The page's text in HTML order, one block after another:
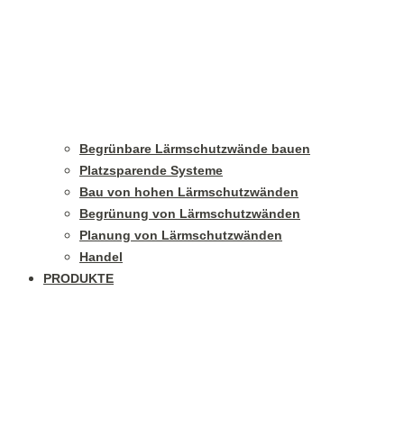
Begrünbare Lärmschutzwände bauen
Platzsparende Systeme
Bau von hohen Lärmschutzwänden
Begrünung von Lärmschutzwänden
Planung von Lärmschutzwänden
Handel
PRODUKTE